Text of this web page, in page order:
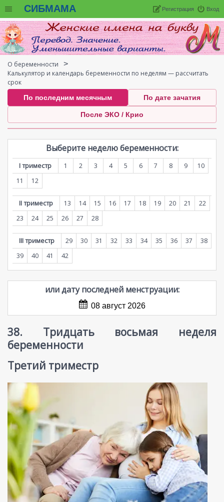
СИБМАМА Вход
Регистрация
О беременности
Калькулятор и календарь беременности по неделям — рассчитать
срок
По последним месячным По дате зачатия
После ЭКО / Крио
Выберите неделю беременности:
I триместр 1 2 3 4 5 6 7 8 9
10
11
12
II триместр 13 14 15 16 17 18 19 20 21
22
23
24 25 26 27 28
III триместр 29 30 31 32 33 34 35 36 37
38
39
40 41 42
или дату последней менструации:
08 август 2026
38. Тридцать восьмая неделя
беременности
Третий триместр